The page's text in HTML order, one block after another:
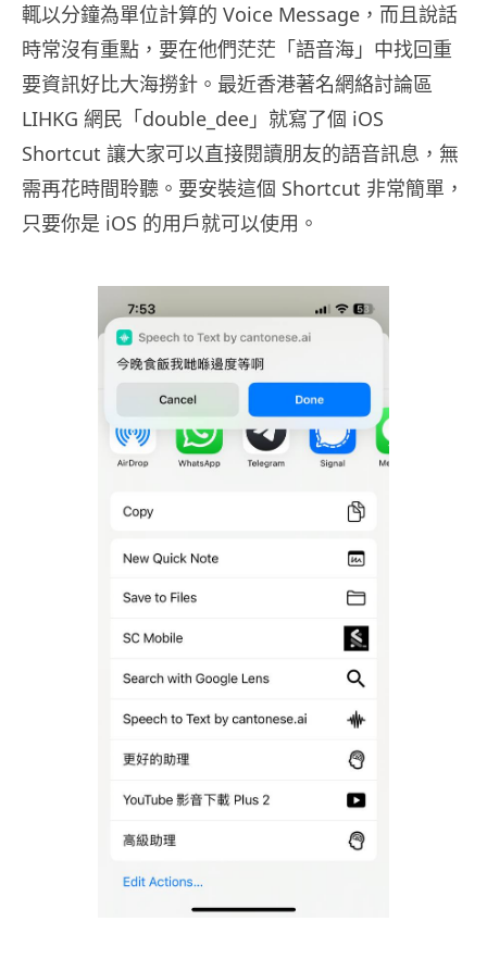
輒以分鐘為單位計算的 Voice Message，而且說話
時常沒有重點，要在他們茫茫「語音海」中找回重
要資訊好比大海撈針。最近香港著名網絡討論區
LIHKG 網民「double_dee」就寫了個 iOS
Shortcut 讓大家可以直接閱讀朋友的語音訊息，無
需再花時間聆聽。要安裝這個 Shortcut 非常簡單，
只要你是 iOS 的用戶就可以使用。